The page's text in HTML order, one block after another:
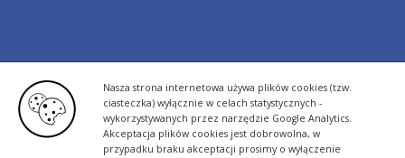
Nasza strona internetowa używa plików cookies (tzw.
ciasteczka) wyłącznie w celach statystycznych -
wykorzystywanych przez narzędzie Google Analytics.
Akceptacja plików cookies jest dobrowolna, w
przypadku braku akceptacji prosimy o wyłączenie
rutyna.pl - tworzenie stron www